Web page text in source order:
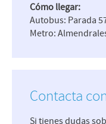
Cómo llegar:
Autobus: Parada
Metro:
Contacta
Si tienes dudas